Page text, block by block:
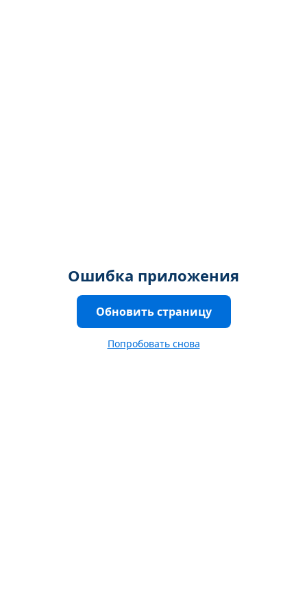
Ошибка приложения
Обновить страницу
Попробовать снова